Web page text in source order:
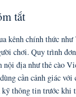
tắt
kênh chính thức
chơi. Quy trình
nội địa như thẻ cào
cần cảnh giác với
thông tin trước khi